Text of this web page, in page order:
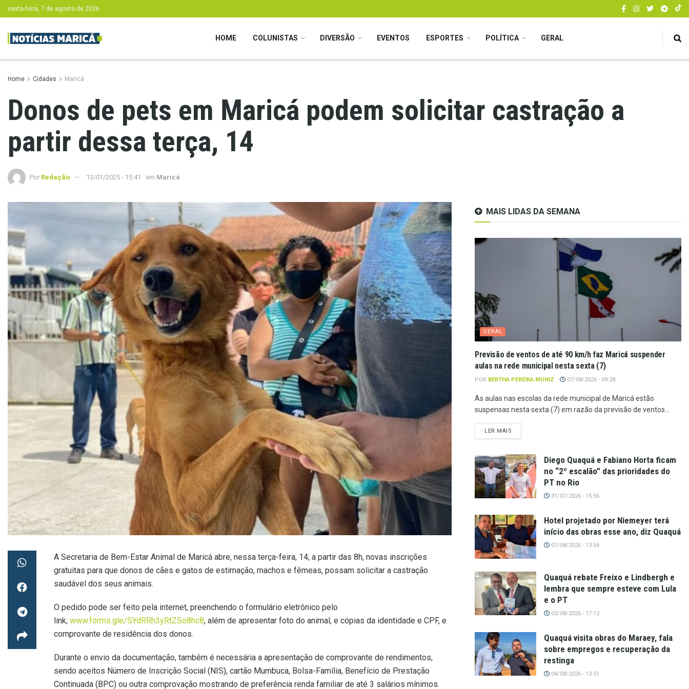
sexta-feira, 7 de agosto de 2026
HOME COLUNISTAS DIVERSÃO EVENTOS ESPORTES POLÍTICA GERAL
Home Cidades Maricá
Donos de pets em Maricá podem solicitar castração a
partir dessa terça, 14
Por Redação 13/01/2025 - 15:41 em Maricá
A Secretaria de Bem-Estar Animal de Maricá abre, nessa terça-feira, 14, a partir das 8h, novas inscrições
gratuitas para que donos de cães e gatos de estimação, machos e fêmeas, possam solicitar a castração
saudável dos seus animais.
O pedido pode ser feito pela internet, preenchendo o formulário eletrônico pelo
link, www.forms.gle/SYdRRh3yRtZSo8hc8, além de apresentar foto do animal, e cópias da identidade e CPF, e
comprovante de residência dos donos.
Durante o envio da documentação, também é necessária a apresentação de comprovante de rendimentos,
sendo aceitos Número de Inscrição Social (NIS), cartão Mumbuca, Bolsa-Família, Benefício de Prestação
Continuada (BPC) ou outra comprovação mostrando de preferência renda familiar de até 3 salários mínimos.
MAIS LIDAS DA SEMANA
GERAL
Previsão de ventos de até 90 km/h faz Maricá suspender
aulas na rede municipal nesta sexta (7)
POR BERTHA PEREIRA MUNIZ 07/08/2026 - 09:28
As aulas nas escolas da rede municipal de Maricá estão
suspensas nesta sexta (7) em razão da previsão de ventos...
LER MAIS
Diego Quaquá e Fabiano Horta ficam
no “2º escalão” das prioridades do
PT no Rio
31/07/2026 - 15:56
Hotel projetado por Niemeyer terá
início das obras esse ano, diz Quaquá
07/08/2026 - 13:54
Quaquá rebate Freixo e Lindbergh e
lembra que sempre esteve com Lula
e o PT
03/08/2026 - 17:12
Quaquá visita obras do Maraey, fala
sobre empregos e recuperação da
restinga
04/08/2026 - 13:51